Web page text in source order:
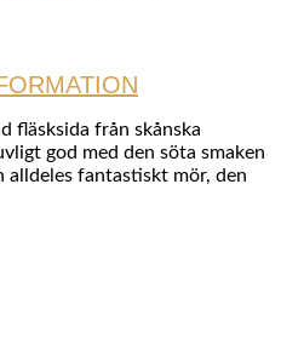
fläsksida från skånska
god med den söta smaken
alldeles fantastiskt mör, den